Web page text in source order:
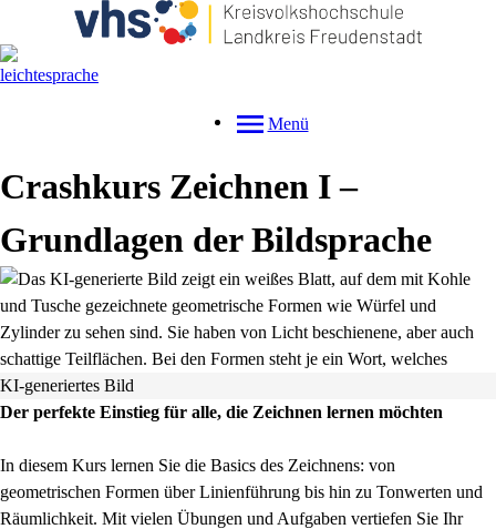
Menü
Crashkurs Zeichnen I –
Grundlagen der Bildsprache
KI-generiertes Bild
Der perfekte Einstieg für alle, die Zeichnen lernen möchten
In diesem Kurs lernen Sie die Basics des Zeichnens: von
geometrischen Formen über Linienführung bis hin zu Tonwerten und
Räumlichkeit. Mit vielen Übungen und Aufgaben vertiefen Sie Ihr